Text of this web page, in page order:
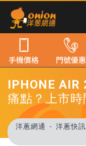
IPHONE AIR
痛點？上市
洋蔥網通 洋蔥快訊
手機價格 門號優惠